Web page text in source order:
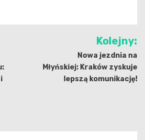
Kolejny:
Nowa jezdnia na
Młyńskiej: Kraków zyskuje
lepszą komunikację!